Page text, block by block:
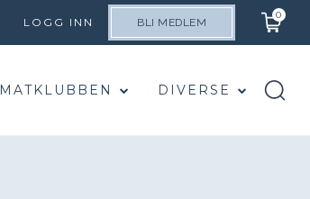
LOGG INN BLI MEDLEM
0
MATKLUBBEN DIVERSE